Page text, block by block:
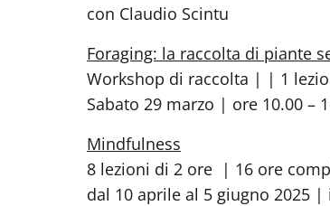
con Claudio Scintu
Foraging: la raccolta di piante
Workshop di raccolta | | 1
Sabato 29 marzo | ore 10.00 –
Mindfulness
8 lezioni di 2 ore | 16 ore
dal 10 aprile al 5 giugno 2025 |